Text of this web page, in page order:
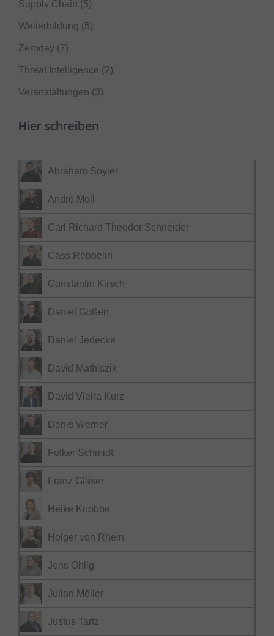
Supply Chain (5)
Weiterbildung (5)
Zeroday (7)
Threat Intelligence (2)
Veranstaltungen (3)
Hier schreiben
Abraham Söyler
André Moll
Carl Richard Theodor Schneider
Cass Rebbelin
Constantin Kirsch
Daniel Goßen
Daniel Jedecke
David Mathiszik
David Vieira Kurz
Denis Werner
Folker Schmidt
Franz Gläser
Heike Knobbe
Holger von Rhein
Jens Ohlig
Julian Möller
Justus Tartz